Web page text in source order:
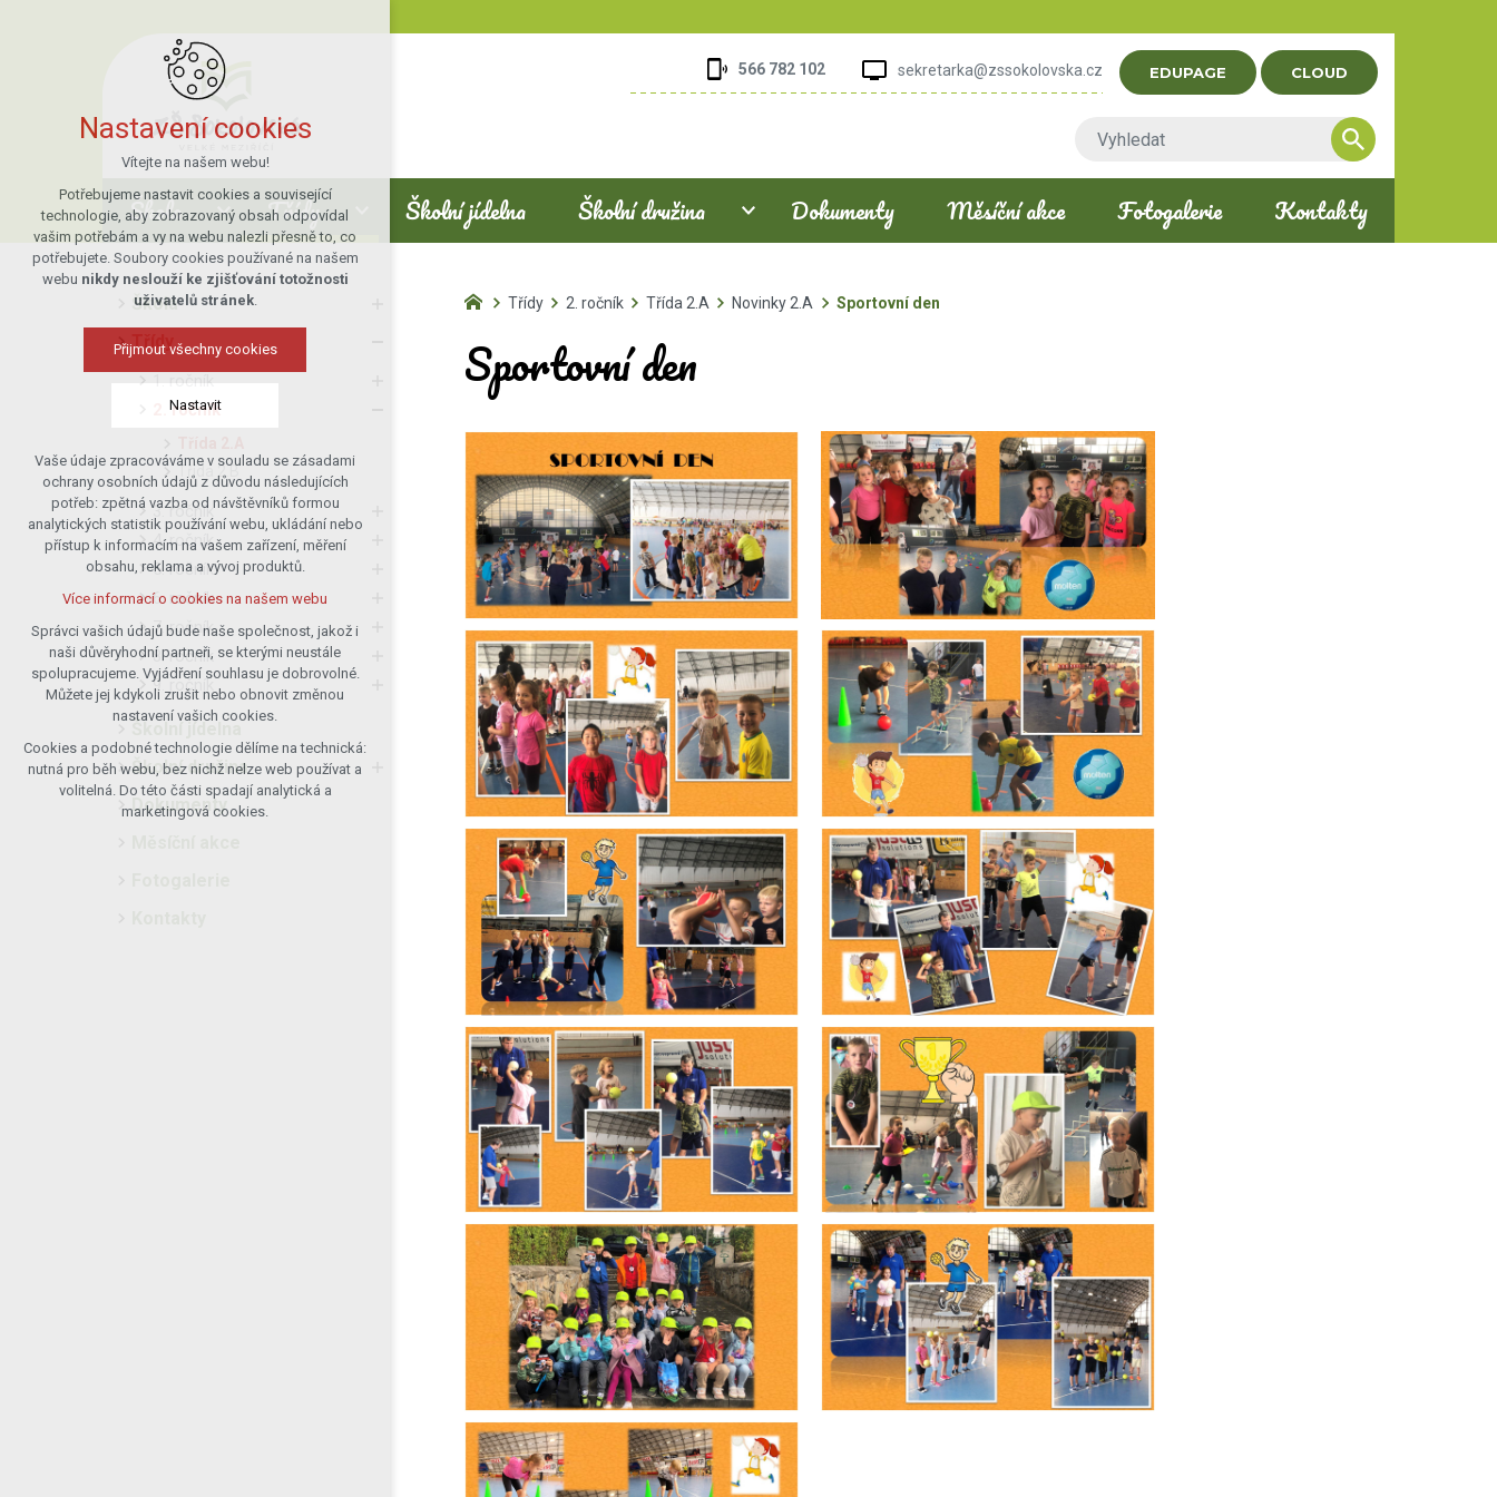
566 782 102 sekretarka@zssokolovska.cz EDUPAGE CLOUD
Škola Třídy Školní jídelna Školní družina Dokumenty Měsíční akce Fotogalerie Kontakty
Škola
Třídy
1. ročník
2. ročník
Třída 2.B
3. ročník
4. ročník
5. ročník
6. ročník
7. ročník
8. ročník
9. ročník
Školní družina
Dokumenty
Třídy 2. ročník Třída 2.A Novinky 2.A Sportovní den
Sportovní den
Nastavení cookies
Vítejte na našem webu!
Potřebujeme nastavit cookies a související
technologie, aby zobrazovaný obsah odpovídal
vašim potřebám a vy na webu nalezli přesně to, co
potřebujete. Soubory cookies používané na našem
webu nikdy neslouží ke zjišťování totožnosti
uživatelů stránek.
Přijmout všechny cookies
Nastavit
Technická cookies
nutná pro provozování webu
udržení kontextu stránek (session):
případná přihlášení, volby jazyka, apod.
Volitelná cookies
analytická pro anonymizované
vyhodnocení návštěvnosti
marketingová cookies (Google)
Více informací o cookies na našem webu
Přijmout všechny cookies
Odmítnout vše
Vaše údaje zpracováváme v souladu se zásadami
ochrany osobních údajů z důvodu následujících
potřeb: zpětná vazba od návštěvníků formou
analytických statistik používání webu, ukládání nebo
přístup k informacím na vašem zařízení, měření
obsahu, reklama a vývoj produktů.
Více informací o cookies na našem webu
Správci vašich údajů bude naše společnost, jakož i
naši důvěryhodní partneři, se kterými neustále
spolupracujeme. Vyjádření souhlasu je dobrovolné.
Můžete jej kdykoli zrušit nebo obnovit změnou
nastavení vašich cookies.
Cookies a podobné technologie dělíme na technická:
nutná pro běh webu, bez nichž nelze web používat a
volitelná. Do této části spadají analytická a
marketingová cookies.